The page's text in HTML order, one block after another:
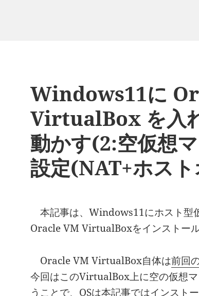
Windows11に
VirtualBox を入
動かす(2:空仮想
設定(NAT+ホス
本記事は、Windows11にホスト型
Oracle VM VirtualBoxをインストール
Oracle VM VirtualBox自体は前回
今回はこのVirtualBox上に空の仮想
うことで、OSは本記事ではインスト